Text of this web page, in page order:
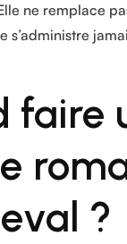
ne remplace
s’administre
faire
?